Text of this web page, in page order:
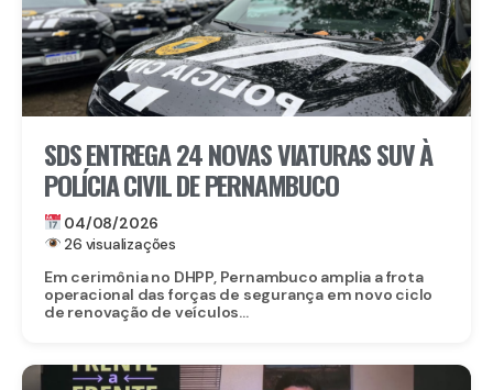
SDS ENTREGA 24 NOVAS VIATURAS SUV À
POLÍCIA CIVIL DE PERNAMBUCO
04/08/2026
26 visualizações
Em cerimônia no DHPP, Pernambuco amplia a frota
operacional das forças de segurança em novo ciclo
de renovação de veículos...